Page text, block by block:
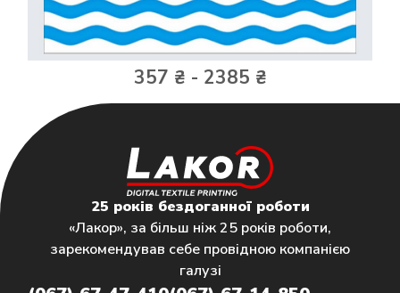
357 ₴ - 2385 ₴
25 років бездоганної роботи
«Лакор», за більш ніж 25 років роботи,
зарекомендував себе провідною компанією
галузі